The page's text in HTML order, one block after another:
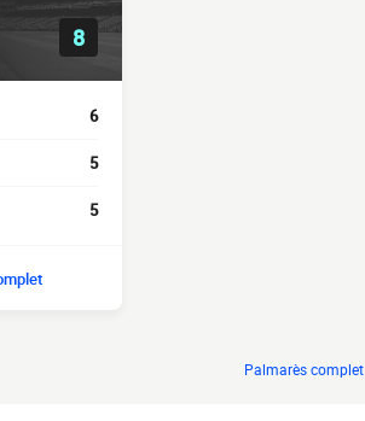
8
6
5
5
Palmarès complet